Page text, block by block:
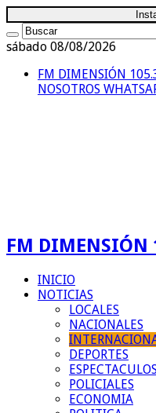
sábado 08/08/2026
FM DIMENSIÓN
NOSOTROS
FM DIMENSIÓN
INICIO
NOTICIAS
LOCALES
NACIONALES
DEPORTES
POLICIALES
ECONOMIA